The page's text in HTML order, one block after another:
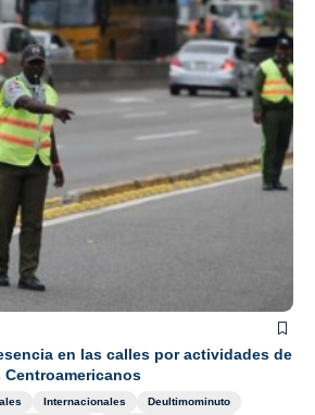
en las calles por actividades de
Internacionales
Deultimominuto